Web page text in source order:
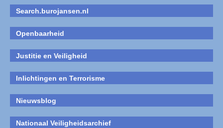
Search.burojansen.nl
Openbaarheid
Justitie en Veiligheid
Inlichtingen en Terrorisme
Nieuwsblog
Nationaal Veiligheidsarchief